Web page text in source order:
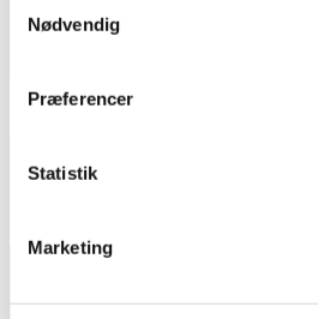
Nødvendig
Præferencer
Statistik
Marketing